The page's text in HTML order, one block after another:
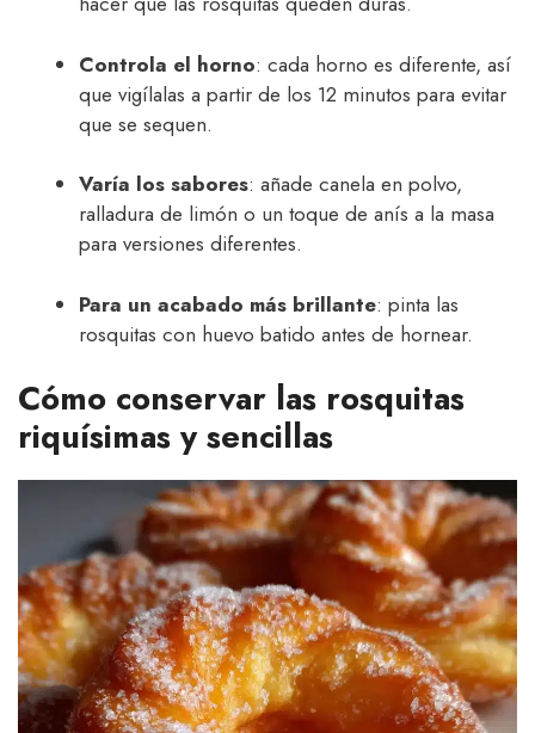
Controla el horno: cada horno es diferente, así
que vigílalas a partir de los 12 minutos para evitar
que se sequen.
Varía los sabores: añade canela en polvo,
ralladura de limón o un toque de anís a la masa
para versiones diferentes.
Para un acabado más brillante: pinta las
rosquitas con huevo batido antes de hornear.
Cómo conservar las rosquitas
riquísimas y sencillas